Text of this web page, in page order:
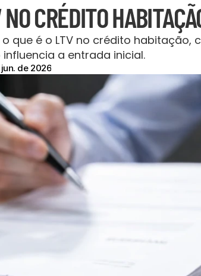
CRÉDITO
o que é o LTV no crédito
a entrada inicial.
de 2026